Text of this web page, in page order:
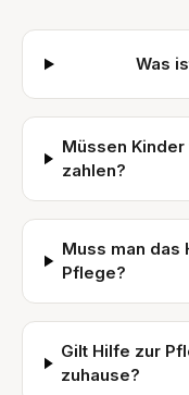
Was
Müssen
zahlen?
Muss man das
Pflege?
Gilt Hilfe zur
zuhause?